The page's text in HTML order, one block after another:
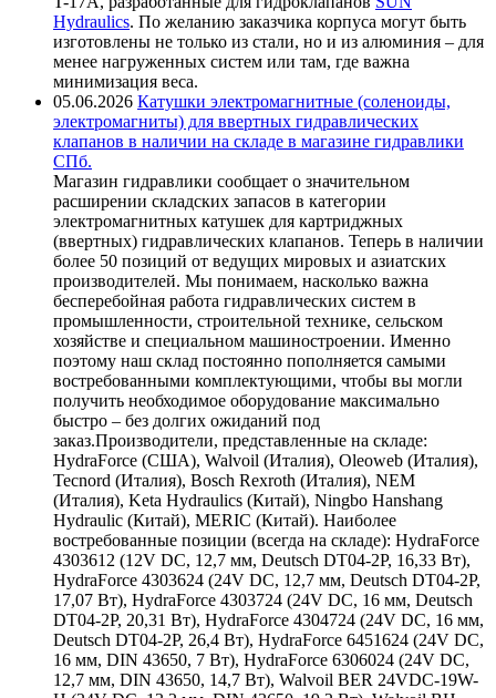
Hydraulics. По желанию заказчика корпуса могут быть
изготовлены не только из стали, но и из алюминия – для
менее нагруженных систем или там, где важна
минимизация веса.
05.06.2026 Катушки электромагнитные (соленоиды,
электромагниты) для ввертных гидравлических
клапанов в наличии на складе в магазине гидравлики
СПб.
Магазин гидравлики сообщает о значительном
расширении складских запасов в категории
электромагнитных катушек для картриджных
(ввертных) гидравлических клапанов. Теперь в наличии
более 50 позиций от ведущих мировых и азиатских
производителей. Мы понимаем, насколько важна
бесперебойная работа гидравлических систем в
промышленности, строительной технике, сельском
хозяйстве и специальном машиностроении. Именно
поэтому наш склад постоянно пополняется самыми
востребованными комплектующими, чтобы вы могли
получить необходимое оборудование максимально
быстро – без долгих ожиданий под
заказ.Производители, представленные на складе:
HydraForce (США), Walvoil (Италия), Oleoweb (Италия),
Tecnord (Италия), Bosch Rexroth (Италия), NEM
(Италия), Keta Hydraulics (Китай), Ningbo Hanshang
Hydraulic (Китай), MERIC (Китай). Наиболее
востребованные позиции (всегда на складе): HydraForce
4303612 (12V DC, 12,7 мм, Deutsch DT04-2P, 16,33 Вт),
HydraForce 4303624 (24V DC, 12,7 мм, Deutsch DT04-2P,
17,07 Вт), HydraForce 4303724 (24V DC, 16 мм, Deutsch
DT04-2P, 20,31 Вт), HydraForce 4304724 (24V DC, 16 мм,
Deutsch DT04-2P, 26,4 Вт), HydraForce 6451624 (24V DC,
16 мм, DIN 43650, 7 Вт), HydraForce 6306024 (24V DC,
12,7 мм, DIN 43650, 14,7 Вт), Walvoil BER 24VDC-19W-